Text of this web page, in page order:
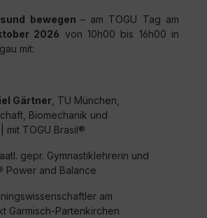
bewegen – am TOGU Tag am
2026 von 10h00 bis 16h00 in
mit:
Gärtner , TU München,
Biomechanik und
mit TOGU Brasil®
gepr. Gymnastiklehrerin und
Power and Balance
am
Garmisch-Partenkirchen